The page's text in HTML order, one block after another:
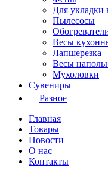
Для укладки
Пылесосы
Весы
Лапшерезка
Весы
Мухоловки
Сувениры
Разное
Главная
Товары
Новости
О нас
Контакты